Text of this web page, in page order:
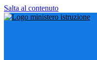
Salta al contenuto